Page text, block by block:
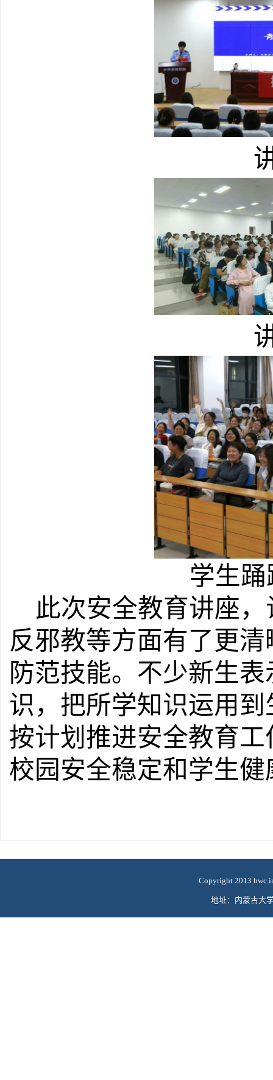
学生
此次安全教育讲座
反邪教等方面有了更
防范技能。不少新生
识，把所学知识运用
按计划推进安全教育
校园安全稳定和学生
Copyright 2013
地址：内蒙古大